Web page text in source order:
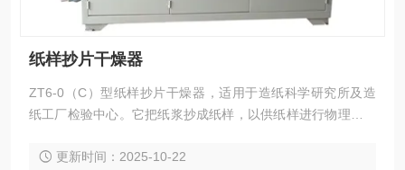
纸样抄片干燥器
ZT6-0（C）型纸样抄片干燥器，适用于造纸科学研究所及造
纸工厂检验中心。它把纸浆抄成纸样，以供纸样进行物理强度
中国造纸物理检验设备的规格。
更新时间：2025-10-22